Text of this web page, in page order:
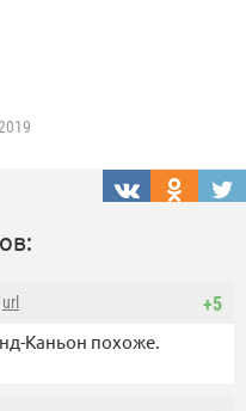
+5
url
Каньон похоже.